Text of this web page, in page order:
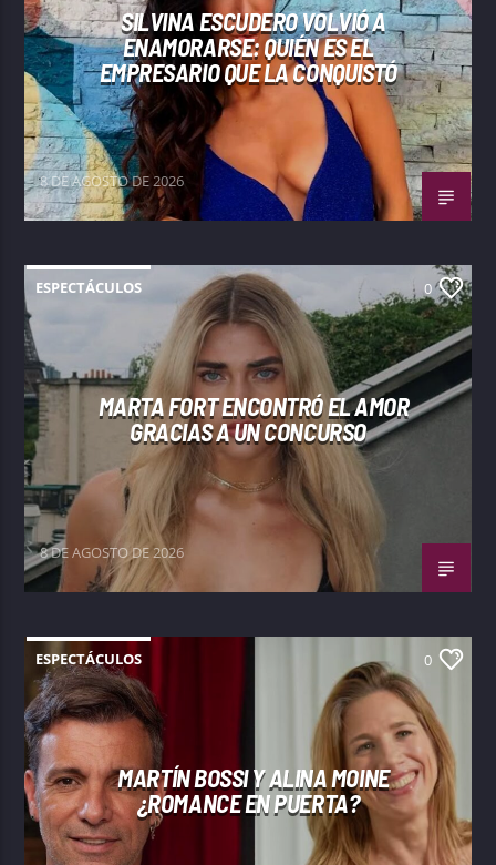
SILVINA ESCUDERO VOLVIÓ A
ENAMORARSE: QUIÉN ES EL
EMPRESARIO QUE LA CONQUISTÓ
8 DE AGOSTO DE 2026
ESPECTÁCULOS 0
MARTA FORT ENCONTRÓ EL AMOR
GRACIAS A UN CONCURSO
8 DE AGOSTO DE 2026
ESPECTÁCULOS 0
MARTÍN BOSSI Y ALINA MOINE
¿ROMANCE EN PUERTA?